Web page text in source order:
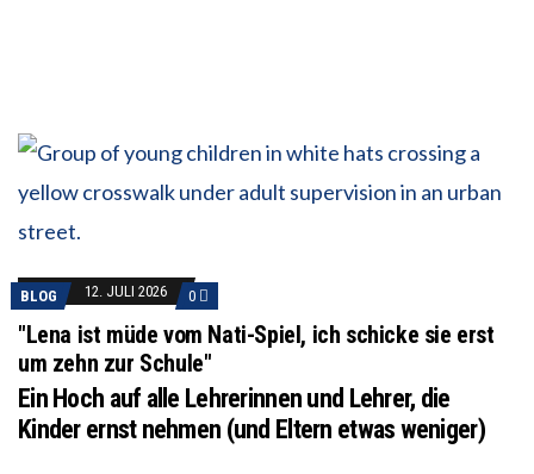
BLOG 12. JULI 2026 0
"Lena ist müde vom Nati-Spiel, ich schicke sie erst
um zehn zur Schule"
Ein Hoch auf alle Lehrerinnen und Lehrer, die
Kinder ernst nehmen (und Eltern etwas weniger)